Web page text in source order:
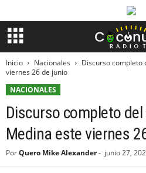
Inicio Nacionales
Discurso completo
viernes 26 de junio
NACIONALES
Discurso completo
Medina este viernes
PorQuero Mike Alexander- junio 27,